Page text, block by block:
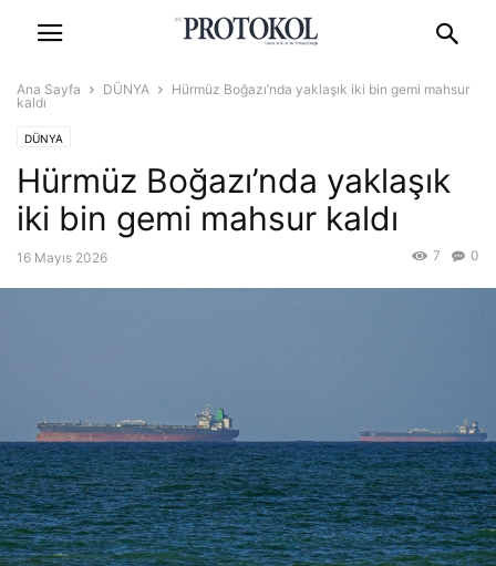
Ana Sayfa DÜNYA
Hürmüz Boğazı’nda yaklaşık iki bin gemi mahsur
kaldı
DÜNYA
Hürmüz Boğazı’nda yaklaşık
iki bin gemi mahsur kaldı
16 Mayıs 2026 0
7